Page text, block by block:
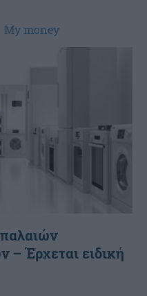
My money
Έρχεται ειδική